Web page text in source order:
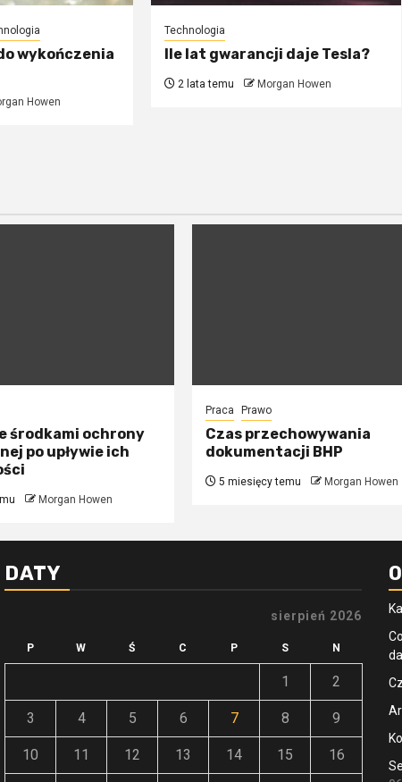
wykończenia
Howen
Technologia
Ile lat gwarancji daje Tesla?
2 lata temu Morgan Howen
środkami ochrony
po upływie ich
Morgan Howen
Praca Prawo
Czas przechowywania
dokumentacji BHP
5 miesięcy temu Morgan Howen
DATY
sierpień 2026
P W Ś C P S N
1 2
3 4 5 6 7 8 9
10 11 12 13 14 15 16